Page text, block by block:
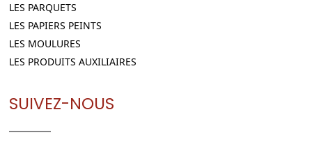
LES PARQUETS
LES PAPIERS PEINTS
LES MOULURES
LES PRODUITS AUXILIAIRES
SUIVEZ-NOUS